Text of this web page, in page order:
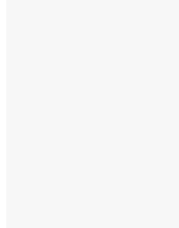
останню путь спочилого у
Тернопільської єпархії УАПЦ